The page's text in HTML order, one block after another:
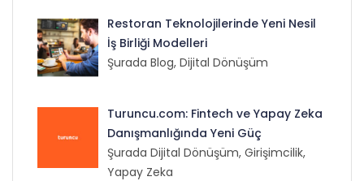
Restoran Teknolojilerinde Yeni Nesil
İş Birliği Modelleri
Şurada Blog, Dijital Dönüşüm
Turuncu.com: Fintech ve Yapay Zeka
Danışmanlığında Yeni Güç
Şurada Dijital Dönüşüm, Girişimcilik,
Yapay Zeka